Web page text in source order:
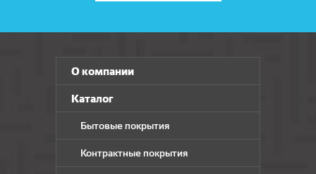
О компании
Каталог
Бытовые покрытия
Контрактные покрытия